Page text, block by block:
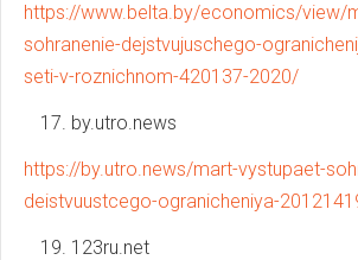
https://www.belta.by/economics/view/
sohranenie-dejstvujuschego-
seti-v-roznichnom-420137-2020/
by.utro.news
https://by.utro.news/mart-vystupaet-
deistvuustcego-ogranicheniya-
123ru.net